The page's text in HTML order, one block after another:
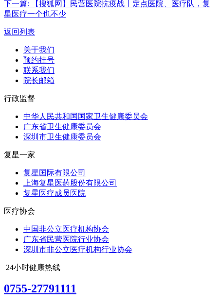
下一篇:
【搜狐网】民营医院抗疫战丨定点医院、医疗队，复
星医疗一个也不少
返回列表
关于我们
预约挂号
联系我们
院长邮箱
行政监督
中华人民共和国国家卫生健康委员会
广东省卫生健康委员会
深圳市卫生健康委员会
复星一家
复星国际有限公司
上海复星医药股份有限公司
复星医疗成员医院
医疗协会
中国非公立医疗机构协会
广东省民营医院行业协会
深圳市非公立医疗机构行业协会
24小时健康热线
0755-27791111